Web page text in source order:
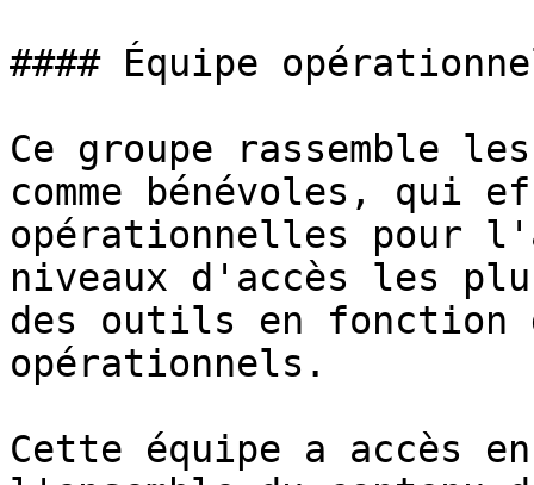
#### Équipe
Ce groupe rassemble
comme bénévoles, qui
opérationnelles pour
niveaux d'accès les
des outils en fonction
opérationnels.
Cette équipe a accès